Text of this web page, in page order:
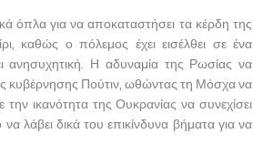
όπλα για να αποκαταστήσει τα κέρδη της
καθώς ο πόλεμος έχει εισέλθει σε ένα
ανησυχητική. Η αδυναμία της Ρωσίας να
κυβέρνησης Πούτιν, ωθώντας τη Μόσχα να
την ικανότητα της Ουκρανίας να συνεχίσει
λάβει δικά του επικίνδυνα βήματα για να